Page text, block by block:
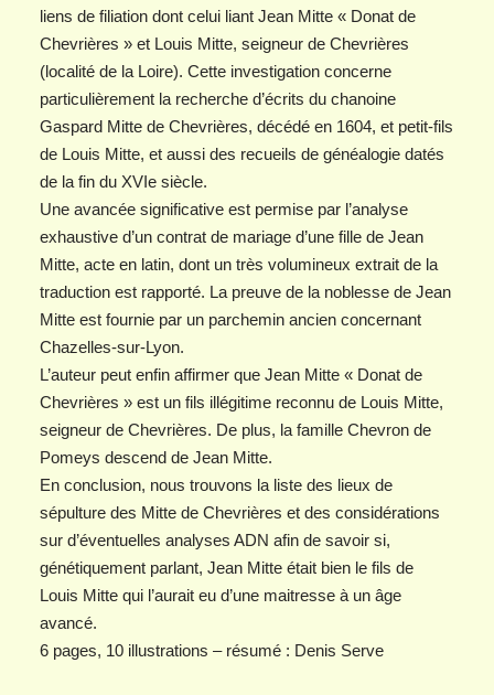
liens de filiation dont celui liant Jean Mitte « Donat de
Chevrières » et Louis Mitte, seigneur de Chevrières
(localité de la Loire). Cette investigation concerne
particulièrement la recherche d’écrits du chanoine
Gaspard Mitte de Chevrières, décédé en 1604, et petit-fils
de Louis Mitte, et aussi des recueils de généalogie datés
de la fin du XVIe siècle.
Une avancée significative est permise par l’analyse
exhaustive d’un contrat de mariage d’une fille de Jean
Mitte, acte en latin, dont un très volumineux extrait de la
traduction est rapporté. La preuve de la noblesse de Jean
Mitte est fournie par un parchemin ancien concernant
Chazelles-sur-Lyon.
L’auteur peut enfin affirmer que Jean Mitte « Donat de
Chevrières » est un fils illégitime reconnu de Louis Mitte,
seigneur de Chevrières. De plus, la famille Chevron de
Pomeys descend de Jean Mitte.
En conclusion, nous trouvons la liste des lieux de
sépulture des Mitte de Chevrières et des considérations
sur d’éventuelles analyses ADN afin de savoir si,
génétiquement parlant, Jean Mitte était bien le fils de
Louis Mitte qui l’aurait eu d’une maitresse à un âge
avancé.
6 pages, 10 illustrations – résumé : Denis Serve